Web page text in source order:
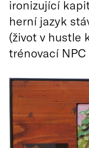
ironizující
herní jazyk
(život v hustle
trénovací